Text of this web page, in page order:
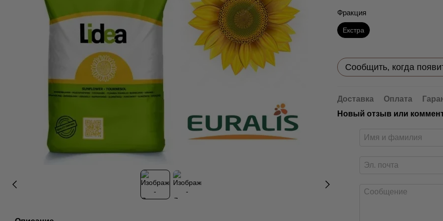
Фракция
Екстра
Сообщить, когда
Доставка Оплата
Новый отзыв или